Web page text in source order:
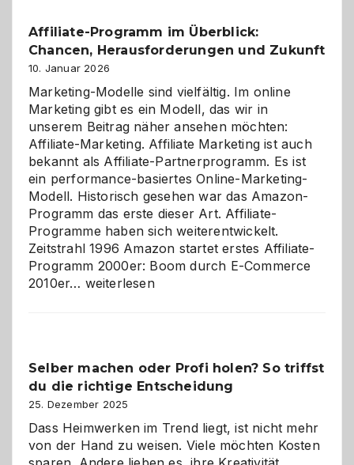
Affiliate-Programm im Überblick:
Chancen, Herausforderungen und Zukunft
10. Januar 2026
Marketing-Modelle sind vielfältig. Im online
Marketing gibt es ein Modell, das wir in
unserem Beitrag näher ansehen möchten:
Affiliate-Marketing. Affiliate Marketing ist auch
bekannt als Affiliate-Partnerprogramm. Es ist
ein performance-basiertes Online-Marketing-
Modell. Historisch gesehen war das Amazon-
Programm das erste dieser Art. Affiliate-
Programme haben sich weiterentwickelt.
Zeitstrahl 1996 Amazon startet erstes Affiliate-
Programm 2000er: Boom durch E-Commerce
2010er… Affiliate-
Herausforderungen
und
Zukunft
weiterlesen
Selber machen oder Profi holen? So triffst
du die richtige Entscheidung
25. Dezember 2025
Dass Heimwerken im Trend liegt, ist nicht mehr
von der Hand zu weisen. Viele möchten Kosten